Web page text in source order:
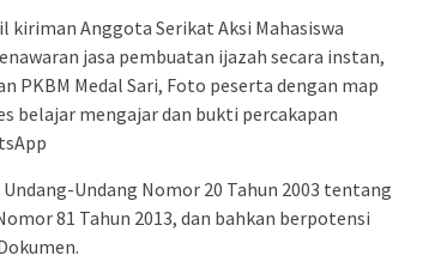
Anggota Serikat Aksi Mahasiswa
jasa pembuatan ijazah secara instan,
PKBM Medal Sari, Foto peserta dengan map
belajar mengajar dan bukti percakapan
Undang Nomor 20 Tahun 2003 tentang
81 Tahun 2013, dan bahkan berpotensi